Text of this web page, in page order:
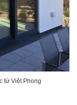
từ Việt Phong